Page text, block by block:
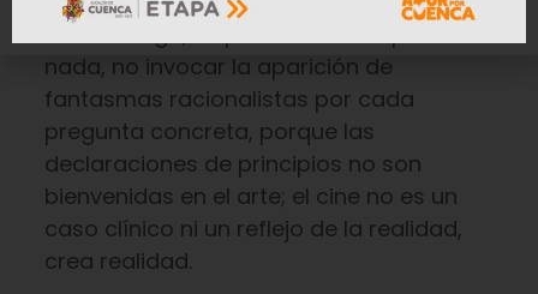
Sin embargo, es preferible no explicar
nada, no invocar la aparición de
fantasmas racionalistas por cada
pregunta concreta, porque las
declaraciones de principios no son
bienvenidas en el arte; el cine no es un
caso clínico ni un reflejo de la realidad,
crea realidad.